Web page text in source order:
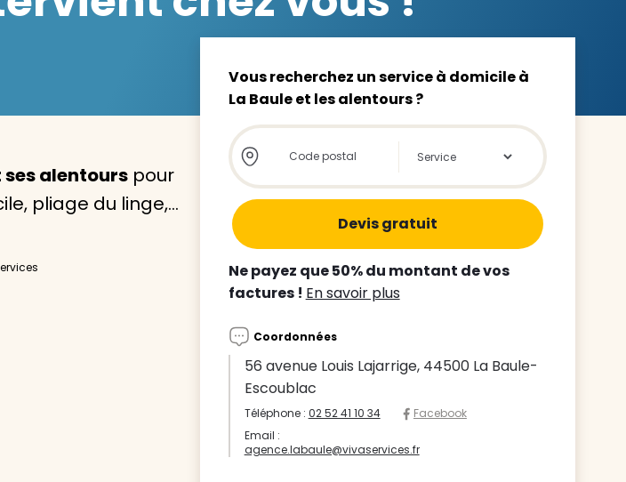
trouvez le
qui vous
!
votre logement, la garde de votre enfant
d’un parent, nos intervenants à
vous épauler.
Trouver mon agence
alentours pour
pliage du linge,…
Vous recherchez un service à domicile à
La Baule et les alentours ?
Store locator global - Autocompletion
Rechercher
Ne payez que 50% du montant de vos
factures ! En savoir plus
Coordonnées
56 avenue Louis Lajarrige, 44500 La Baule-
Escoublac
Téléphone : 02 52 41 10 34
Facebook
Email :
agence.labaule@vivaservices.fr